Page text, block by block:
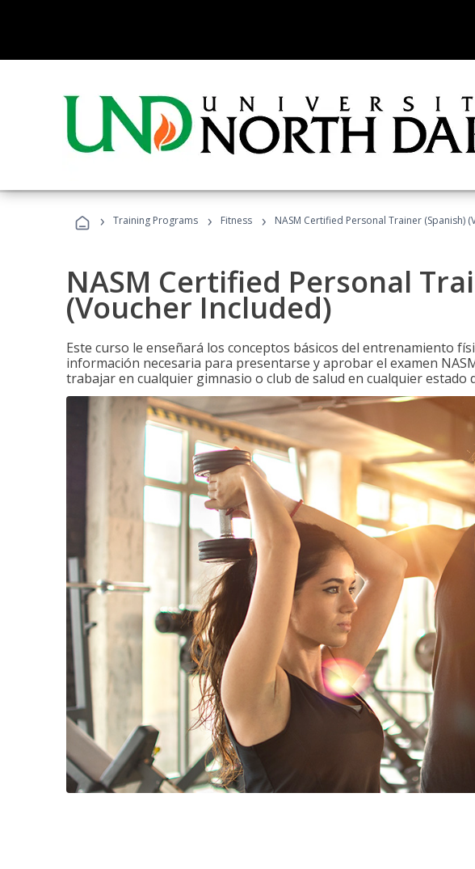
› Training Programs › Fitness › NASM Certified Personal Trainer (Spanish)
NASM Certified Personal
(Voucher Included)
Este curso le enseñará los conceptos básicos del entrenamiento
información necesaria para presentarse y aprobar el examen
trabajar en cualquier gimnasio o club de salud en cualquier estado